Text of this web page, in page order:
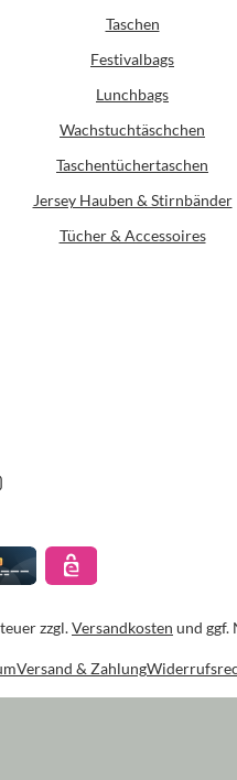
Taschen
Festivalbags
Lunchbags
Wachstuchtäschchen
Taschentüchertaschen
Jersey Hauben & Stirnbänder
Tücher & Accessoires
zzgl.Versandkosten und ggf.
Versand & Zahlung